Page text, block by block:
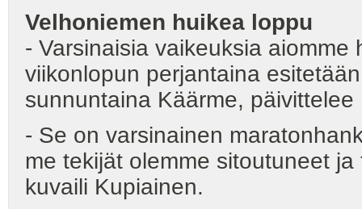
Velhoniemen huikea loppu
- Varsinaisia vaikeuksia
viikonlopun perjantaina
sunnuntaina Käärme, päivittelee
- Se on varsinainen
me tekijät olemme sitoutuneet
kuvaili Kupiainen.